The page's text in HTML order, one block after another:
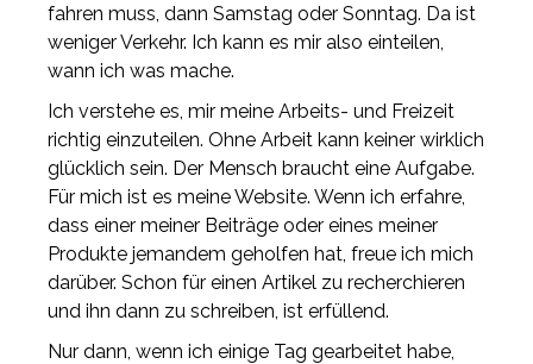
fahren muss, dann Samstag oder Sonntag. Da ist
weniger Verkehr. Ich kann es mir also einteilen,
wann ich was mache.
Ich verstehe es, mir meine Arbeits- und Freizeit
richtig einzuteilen. Ohne Arbeit kann keiner wirklich
glücklich sein. Der Mensch braucht eine Aufgabe.
Für mich ist es meine Website. Wenn ich erfahre,
dass einer meiner Beiträge oder eines meiner
Produkte jemandem geholfen hat, freue ich mich
darüber. Schon für einen Artikel zu recherchieren
und ihn dann zu schreiben, ist erfüllend.
Nur dann, wenn ich einige Tag gearbeitet habe,